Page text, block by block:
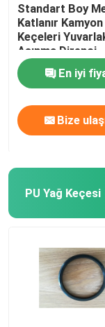
Standart Boy
Katlanır Kamyon
Keçeleri
Aşınma Direnci
En iyi
Bize
PU Yağ Keçesi